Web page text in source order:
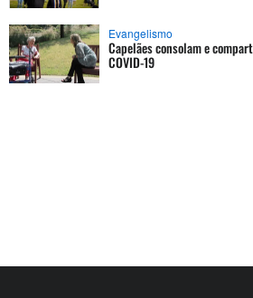
Evangelismo
Capelães consolam e
COVID-19